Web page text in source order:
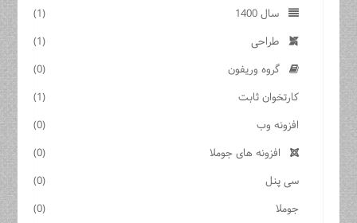
سال 1400
(1)
طراحی
(1)
گروه وریفون
(0)
کارتخوان ثابت
(1)
افزونه وب
(0)
افزونه های جوملا
(0)
سی پنل
(0)
جوملا
(0)